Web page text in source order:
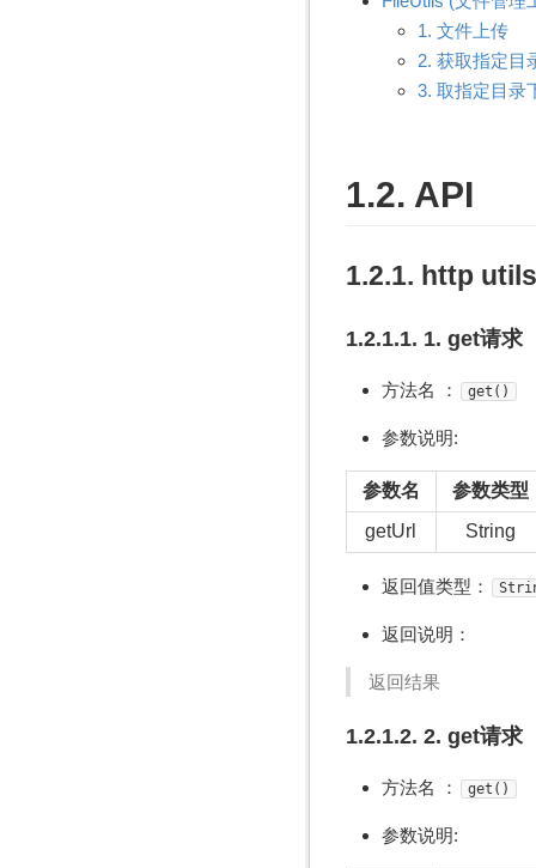
1. 文件上传
2. 获取指定目
3. 取指定目录
1.2. API
1.2.1. http utils
1.2.1.1. 1. get请求
方法名 ： get()
参数说明:
参数名
参数类型
getUrl
String
返回值类型：
返回说明：
返回结果
1.2.1.2. 2. get请求
方法名 ： get()
参数说明: